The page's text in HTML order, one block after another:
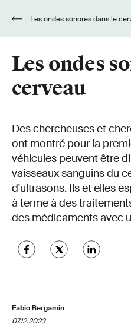
Les ondes sonores dans le
Les ondes
cerveau
Des chercheuses et
ont montré pour la
véhicules peuvent être
vaisseaux sanguins du
d'ultrasons. Ils et elles
à terme à des
des médicaments avec
Fabio Bergamin
07.12.2023